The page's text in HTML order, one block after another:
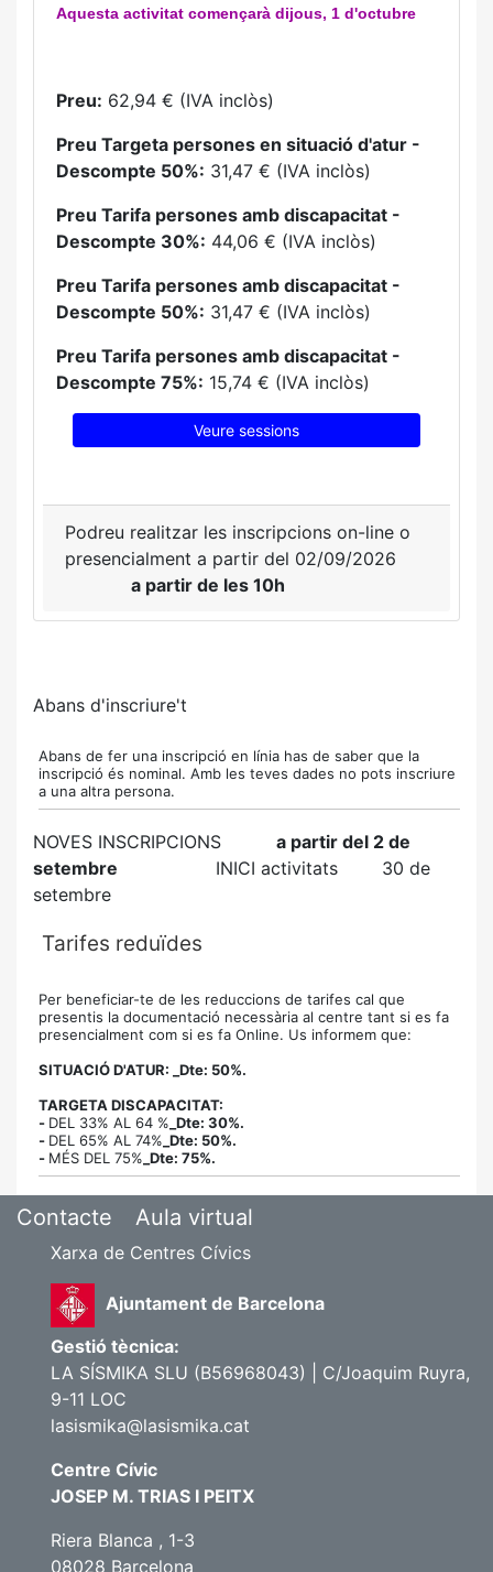
Aquesta activitat començarà dijous, 1 d'octubre
Preu: 62,94 € (IVA inclòs)
Preu Targeta persones en situació d'atur -
Descompte 50%: 31,47 € (IVA inclòs)
Preu Tarifa persones amb discapacitat -
Descompte 30%: 44,06 € (IVA inclòs)
Preu Tarifa persones amb discapacitat -
Descompte 50%: 31,47 € (IVA inclòs)
Preu Tarifa persones amb discapacitat -
Descompte 75%: 15,74 € (IVA inclòs)
Veure sessions
Podreu realitzar les inscripcions on-line o
presencialment a partir del 02/09/2026
a partir de les 10h
Abans d'inscriure't
Abans de fer una inscripció en línia has de saber que la
inscripció és nominal. Amb les teves dades no pots inscriure
a una altra persona.
NOVES INSCRIPCIONS a partir del 2 de
setembre
INICI activitats
30 de
setembre
Tarifes reduïdes
Per beneficiar-te de les reduccions de tarifes cal que
presentis la documentació necessària al centre tant si es fa
presencialment com si es fa Online. Us informem que:
SITUACIÓ D'ATUR: _Dte: 50%.
TARGETA DISCAPACITAT:
- DEL 33% AL 64 % _Dte: 30%.
- DEL 65% AL 74% _Dte: 50%.
- MÉS DEL 75% _Dte: 75%.
Contacte Aula virtual
Xarxa de Centres Cívics
Ajuntament de Barcelona
Gestió tècnica:
LA SÍSMIKA SLU (B56968043) | C/Joaquim Ruyra,
9-11 LOC
lasismika@lasismika.cat
Centre Cívic
JOSEP M. TRIAS I PEITX
Riera Blanca , 1-3
08028 Barcelona